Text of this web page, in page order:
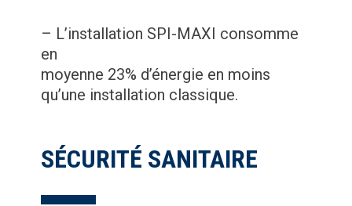
– L’installation SPI-MAXI consomme
en
moyenne 23% d’énergie en moins
qu’une installation classique.
SÉCURITÉ SANITAIRE